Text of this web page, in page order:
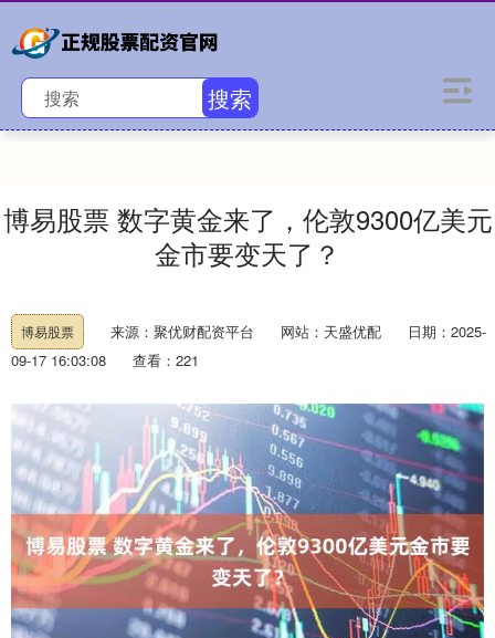
搜索
博易股票 数字黄金来了，伦敦9300亿美元
金市要变天了？
博易股票 来源：聚优财配资平台 网站：天盛优配
日期：2025-
09-17 16:03:08
查看：221